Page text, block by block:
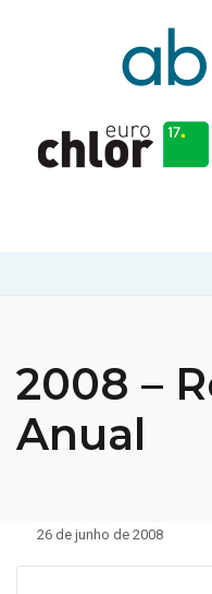
2008 –
Anual
26 de junho de 2008